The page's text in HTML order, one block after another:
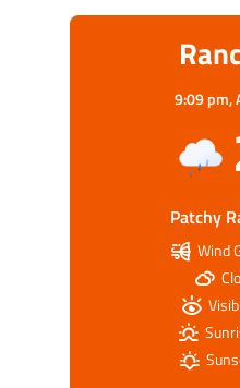
9:09 pm,
Patchy
Wind